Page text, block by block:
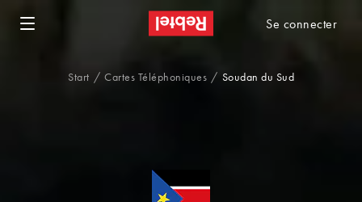
Start Cartes Téléphoniques Soudan du Sud
Se connecter